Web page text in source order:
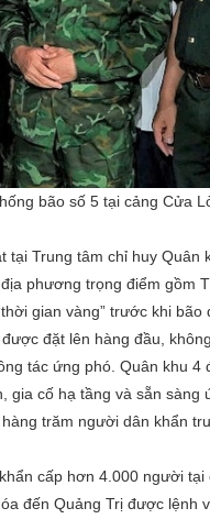
bão số 5 tại cảng Cửa
Trung tâm chỉ huy
phương trọng điểm gồm
gian vàng” trước khi
đặt lên hàng đầu,
tác ứng phó. Quân khu
cố hạ tầng và sẵn sàng
trăm người dân khẩn
cấp hơn 4.000 người
đến Quảng Trị được lệnh